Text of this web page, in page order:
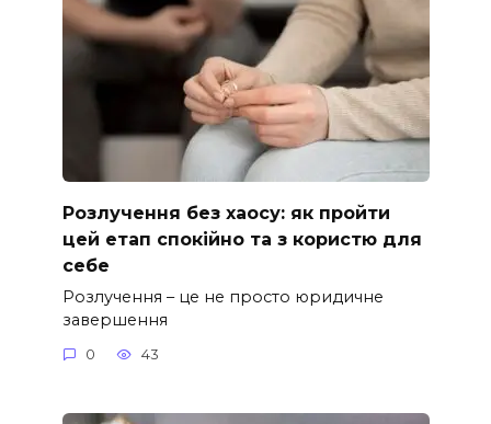
Розлучення без хаосу: як пройти
цей етап спокійно та з користю для
себе
Розлучення – це не просто юридичне
завершення
0 43